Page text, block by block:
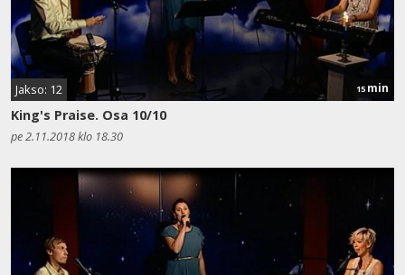
Jakso: 12 15 min
King's Praise. Osa 10/10
pe 2.11.2018 klo 18.30